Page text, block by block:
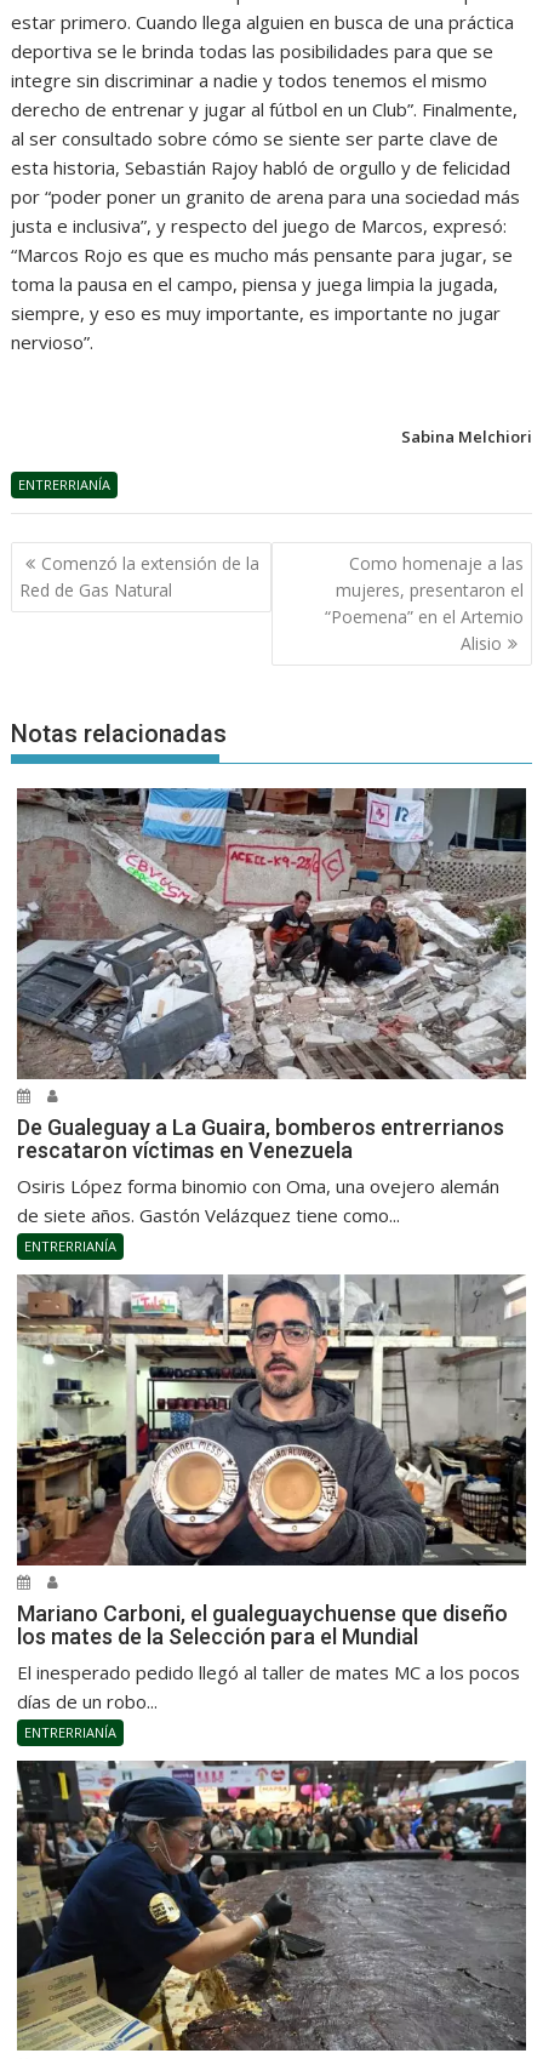
estar primero. Cuando llega alguien en busca de una práctica
deportiva se le brinda todas las posibilidades para que se
integre sin discriminar a nadie y todos tenemos el mismo
derecho de entrenar y jugar al fútbol en un Club”. Finalmente,
al ser consultado sobre cómo se siente ser parte clave de
esta historia, Sebastián Rajoy habló de orgullo y de felicidad
por “poder poner un granito de arena para una sociedad más
justa e inclusiva”, y respecto del juego de Marcos, expresó:
“Marcos Rojo es que es mucho más pensante para jugar, se
toma la pausa en el campo, piensa y juega limpia la jugada,
siempre, y eso es muy importante, es importante no jugar
nervioso”.
Sabina Melchiori
ENTRERRIANÍA
Navegación
de
entradas
Comenzó la extensión de la
Red de Gas Natural
Como homenaje a las
mujeres, presentaron el
“Poemena” en el Artemio
Alisio
Notas relacionadas
De Gualeguay a La Guaira, bomberos entrerrianos
rescataron víctimas en Venezuela
Osiris López forma binomio con Oma, una ovejero alemán
de siete años. Gastón Velázquez tiene como...
ENTRERRIANÍA
Mariano Carboni, el gualeguaychuense que diseño
los mates de la Selección para el Mundial
El inesperado pedido llegó al taller de mates MC a los pocos
días de un robo...
ENTRERRIANÍA